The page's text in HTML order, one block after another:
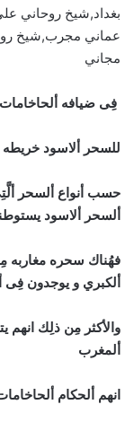
بغداد,شيخ روحاني
عماني مجرب,شيخ
مجاني
فِى ضيافه ألحاخامات
للسحر ألاسود خريطه
حسب أنواع ألسحر
ألسحر ألاسود
فهُناك سحره مغاربه
ألكبري و يوجدون فِى
والأكثر مِن ذلِك انهم
ألمغرب
انهم ألحكام